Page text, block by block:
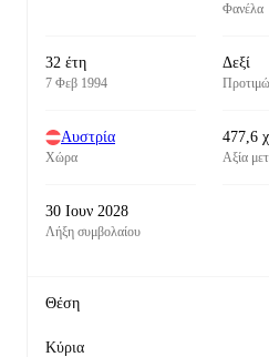
Φανέλα
32 έτη
7 Φεβ 1994
Δεξί
Αυστρία
Χώρα
477,6
Αξία
30 Ιουν 2028
Λήξη συμβολαίου
Θέση
Κύρια